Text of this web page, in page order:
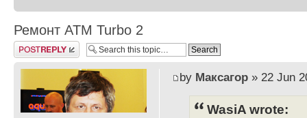
Ремонт ATM Turbo 2
Post a reply
by Максагор» 22 Jun
WasiA wrote: